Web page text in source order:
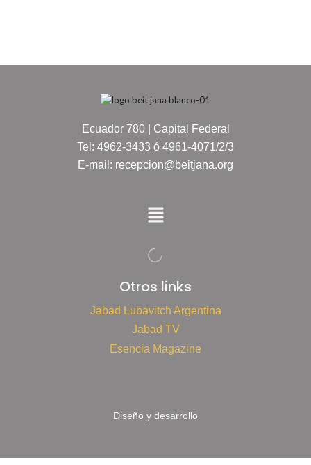
Ecuador 780 | Capital Federal
Tel: 4962-3433 ó 4961-4071/2/3
E-mail: recepcion@beitjana.org
Otros links
Jabad Lubavitch Argentina
Jabad TV
Esencia Magazine
Diseño y desarrollo